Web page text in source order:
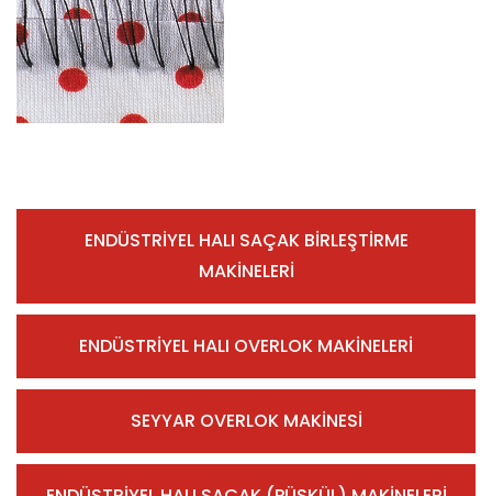
ENDÜSTRİYEL HALI SAÇAK BİRLEŞTİRME
MAKİNELERİ
ENDÜSTRİYEL HALI OVERLOK MAKİNELERİ
SEYYAR OVERLOK MAKİNESİ